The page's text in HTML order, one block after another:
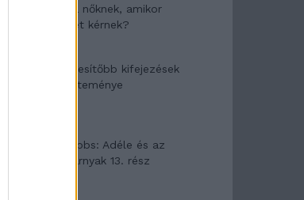
hiszünk a nőknek, amikor
segítséget kérnek?
A legidegesítőbb kifejezések
laza gyűjteménye
Elyna Robbs: Adéle és az
örökölt árnyak 13. rész